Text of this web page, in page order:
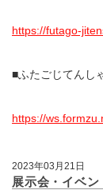
https://futago-
■ふたごじてんし
https://
2023年03月21日
展示会・イベン